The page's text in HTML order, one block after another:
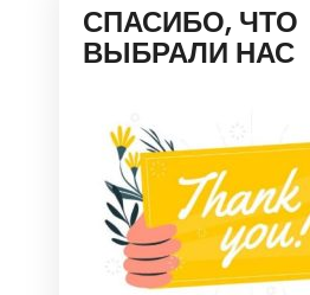
СПАСИБО, ЧТО
ВЫБРАЛИ НАС